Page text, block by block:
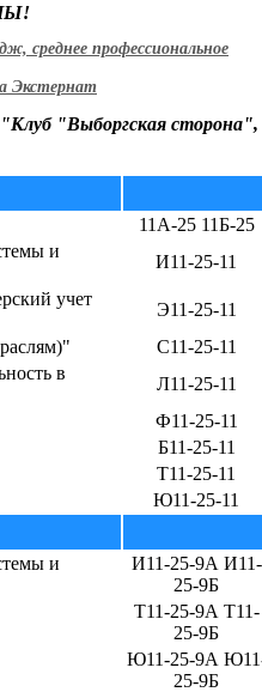
среднее профессиональное
Экстернат
"Выборгская сторона",
11А-25 11Б-25
и
И11-25-11
учет
Э11-25-11
С11-25-11
в
Л11-25-11
Ф11-25-11
Б11-25-11
Т11-25-11
Ю11-25-11
и
И11-25-9А И11-
25-9Б
Т11-25-9А Т11-
25-9Б
Ю11-25-9А
25-9Б